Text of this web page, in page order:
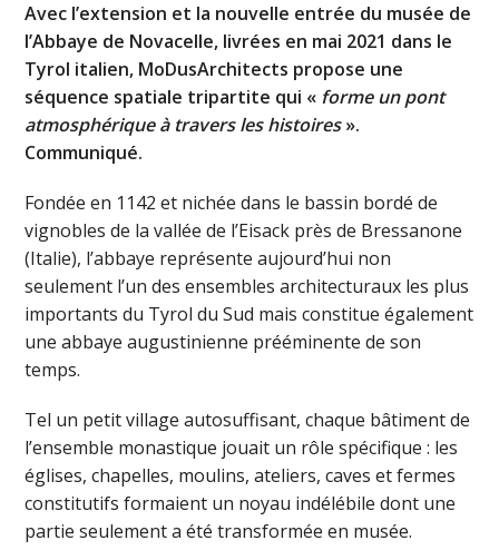
Avec l’extension et la nouvelle entrée du musée de
l’Abbaye de Novacelle, livrées en mai 2021 dans le
Tyrol italien, MoDusArchitects propose une
séquence spatiale tripartite qui « forme un pont
atmosphérique à travers les histoires».
Communiqué.
Fondée en 1142 et nichée dans le bassin bordé de
vignobles de la vallée de l’Eisack près de Bressanone
(Italie), l’abbaye représente aujourd’hui non
seulement l’un des ensembles architecturaux les plus
importants du Tyrol du Sud mais constitue également
une abbaye augustinienne prééminente de son
temps.
Tel un petit village autosuffisant, chaque bâtiment de
l’ensemble monastique jouait un rôle spécifique : les
églises, chapelles, moulins, ateliers, caves et fermes
constitutifs formaient un noyau indélébile dont une
partie seulement a été transformée en musée.